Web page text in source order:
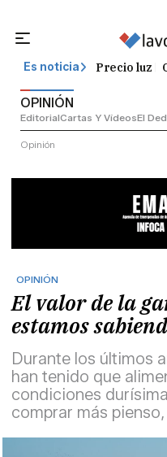
Es noticia Precio luz
OPINIÓN
EditorialCartas Y VídeosEl
Opinión
OPINIÓN
El valor de la
estamos
Durante los últimos
han tenido que
condiciones
comprar más